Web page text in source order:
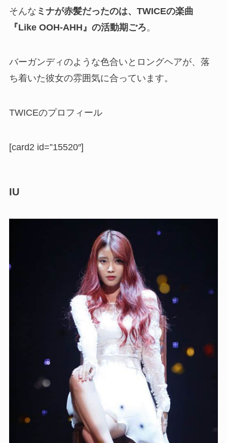
そんな ミナが赤髪だったのは、TWICEの楽曲
『Like OOH-AHH』の活動期ごろ。
バーガンディのような色合いとロングヘアが、落
ち着いた彼女の雰囲気に合っています。
TWICEのプロフィール
[card2 id=”15520″]
IU